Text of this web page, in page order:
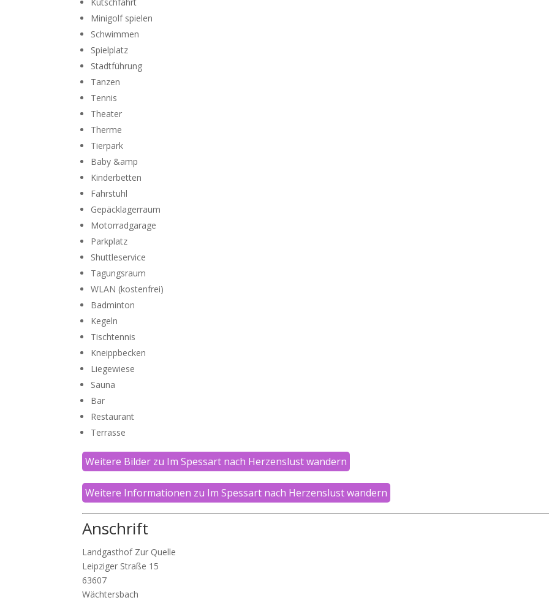
Minigolf spielen
Schwimmen
Spielplatz
Stadtführung
Tanzen
Tennis
Theater
Therme
Tierpark
Baby &amp
Kinderbetten
Fahrstuhl
Gepäcklagerraum
Motorradgarage
Parkplatz
Shuttleservice
Tagungsraum
WLAN (kostenfrei)
Badminton
Kegeln
Tischtennis
Kneippbecken
Liegewiese
Sauna
Bar
Restaurant
Terrasse
Weitere Bilder zu Im Spessart nach Herzenslust wandern
Weitere Informationen zu Im Spessart nach Herzenslust wandern
Anschrift
Landgasthof Zur Quelle
Leipziger Straße 15
63607
Wächtersbach